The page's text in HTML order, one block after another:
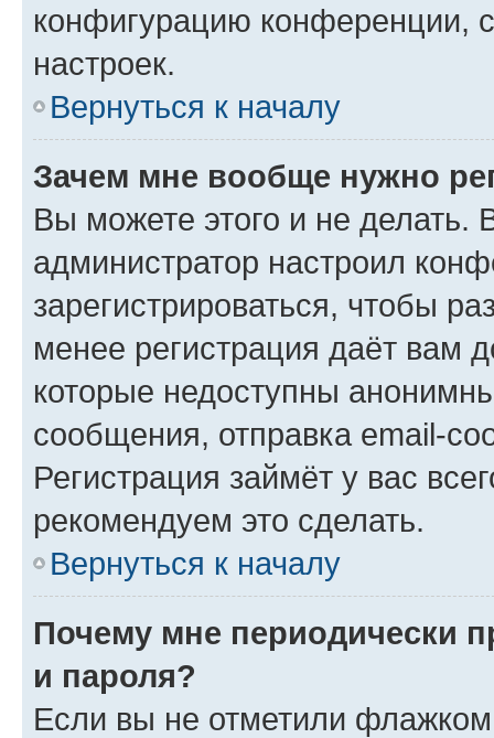
конфигурацию конференции,
настроек.
Вернуться к началу
Зачем мне вообще нужно
Вы можете этого и не делать.
администратор настроил
зарегистрироваться, чтобы
менее регистрация даёт вам
которые недоступны
сообщения, отправка email-
Регистрация займёт у вас
рекомендуем это сделать.
Вернуться к началу
Почему мне периодически
и пароля?
Если вы не отметили